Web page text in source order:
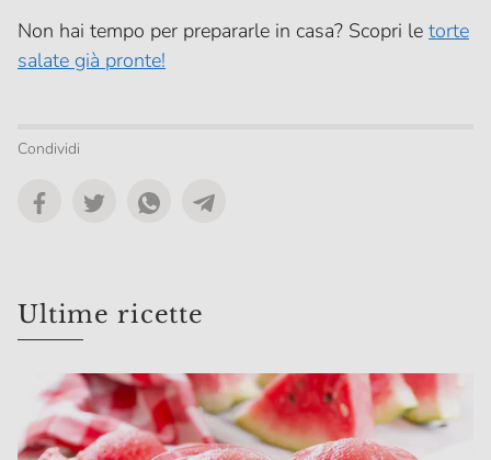
Non hai tempo per prepararle in casa? Scopri le torte
salate già pronte!
Condividi
Ultime ricette